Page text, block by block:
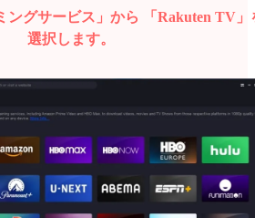
ングサービス」から 「Rakuten TV」
選択します。